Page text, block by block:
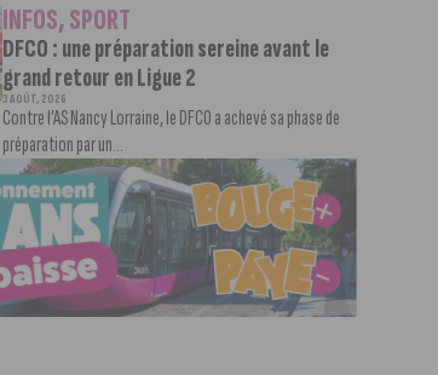
INFOS,SPORT
DFCO : une préparation sereine avant le
grand retour en Ligue 2
3 AOÛT, 2026
Contre l’AS Nancy Lorraine, le DFCO a achevé sa phase de
préparation par un...